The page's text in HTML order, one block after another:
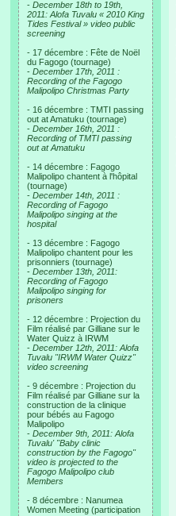
- December 18th to 19th,
2011: Alofa Tuvalu « 2010 King
Tides Festival » video public
screening
- 17 décembre : Fête de Noël
du Fagogo (tournage)
- December 17th, 2011 :
Recording of the Fagogo
Malipolipo Christmas Party
- 16 décembre : TMTI passing
out at Amatuku (tournage)
- December 16th, 2011 :
Recording of TMTI passing
out at Amatuku
- 14 décembre : Fagogo
Malipolipo chantent à l'hôpital
(tournage)
- December 14th, 2011 :
Recording of Fagogo
Malipolipo singing at the
hospital
- 13 décembre : Fagogo
Malipolipo chantent pour les
prisonniers (tournage)
- December 13th, 2011:
Recording of Fagogo
Malipolipo singing for
prisoners
- 12 décembre : Projection du
Film réalisé par Gilliane sur le
Water Quizz à IRWM
- December 12th, 2011: Alofa
Tuvalu "IRWM Water Quizz"
video screening
- 9 décembre : Projection du
Film réalisé par Gilliane sur la
construction de la clinique
pour bébés au Fagogo
Malipolipo
- December 9th, 2011: Alofa
Tuvalu' "Baby clinic
construction by the Fagogo"
video is projected to the
Fagogo Malipolipo club
Members
- 8 décembre : Nanumea
Women Meeting (participation